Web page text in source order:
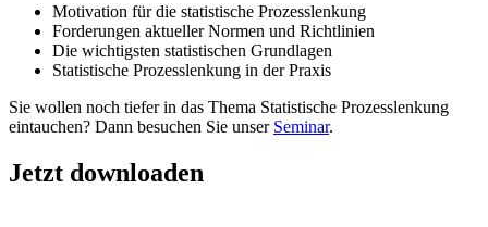
Motivation für die statistische Prozesslenkung
Forderungen aktueller Normen und Richtlinien
Die wichtigsten statistischen Grundlagen
Statistische Prozesslenkung in der Praxis
Sie wollen noch tiefer in das Thema Statistische Prozesslenkung
eintauchen? Dann besuchen Sie unser Seminar.
Jetzt downloaden